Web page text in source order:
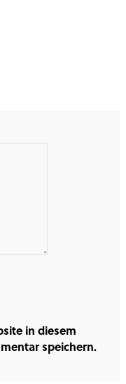
in diesem
speichern.